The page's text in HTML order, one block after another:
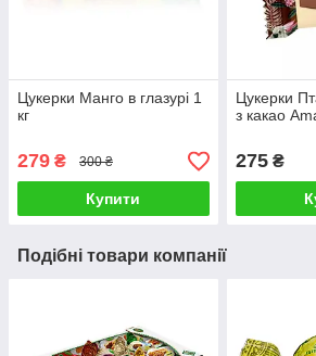
Цукерки Манго в глазурі 1
кг
279 ₴ 300 ₴
Купити
Цукерки
з какао
275₴
Подібні товари компанії